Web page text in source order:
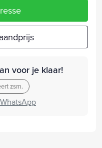
voor je klaar!
zsm.
WhatsApp